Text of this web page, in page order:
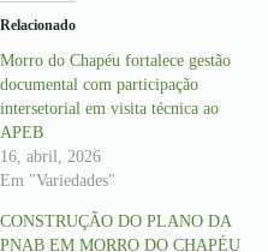
Relacionado
Morro do Chapéu fortalece gestão
documental com participação
intersetorial em visita técnica ao
APEB
16, abril, 2026
Em "Variedades"
CONSTRUÇÃO DO PLANO DA
PNAB EM MORRO DO CHAPÉU